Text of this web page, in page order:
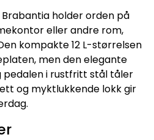
holder orden på
eller andre rom,
kompakte 12 L-størrelsen
men den elegante
pedalen i rustfritt stål tåler
og myktlukkende lokk gir